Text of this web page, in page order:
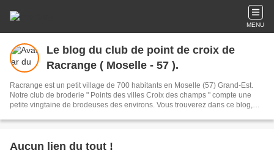
MENU
Le blog du club de point de croix de
Racrange ( Moselle - 57 ).
Racrange est un petit village de 700 habitants en Moselle (57) Grand-Est.
Notre club de broderie " Points des villes Croix des champs " compte une
petite vingtaine de brodeuses des environs. Vous trouverez dans ce blog,
Aucun lien du tout !